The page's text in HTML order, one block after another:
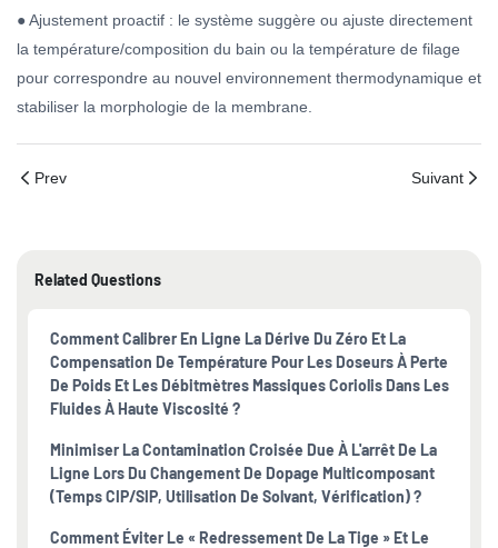
● Ajustement proactif : le système suggère ou ajuste directement
la température/composition du bain ou la température de filage
pour correspondre au nouvel environnement thermodynamique et
stabiliser la morphologie de la membrane.
Prev Suivant
Related Questions
Comment Calibrer En Ligne La Dérive Du Zéro Et La
Compensation De Température Pour Les Doseurs À Perte
De Poids Et Les Débitmètres Massiques Coriolis Dans Les
Fluides À Haute Viscosité ?
Minimiser La Contamination Croisée Due À L'arrêt De La
Ligne Lors Du Changement De Dopage Multicomposant
(temps CIP/SIP, Utilisation De Solvant, Vérification) ?
Comment Éviter Le « Redressement De La Tige » Et Le